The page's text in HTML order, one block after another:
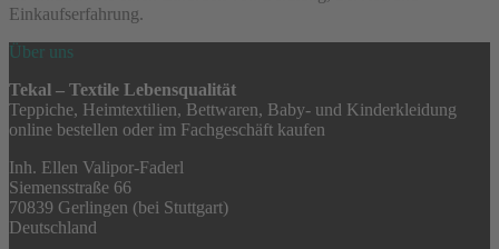
Einkaufserfahrung.
Über uns
Tekal – Textile Lebensqualität
Teppiche, Heimtextilien, Bettwaren, Baby- und Kinderkleidung
online bestellen oder im Fachgeschäft kaufen
Inh. Ellen Valipor-Faderl
Siemensstraße 66
70839 Gerlingen (bei Stuttgart)
Deutschland